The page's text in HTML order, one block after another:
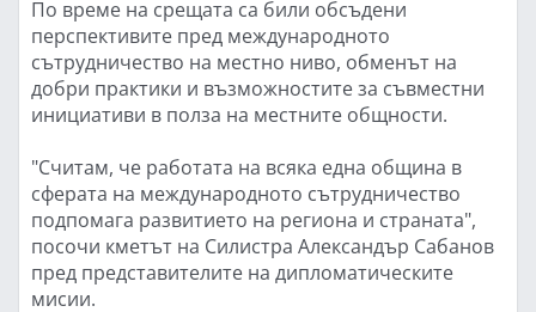
По време на срещата са били обсъдени
перспективите пред международното
сътрудничество на местно ниво, обменът на
добри практики и възможностите за съвместни
инициативи в полза на местните общности.
"Считам, че работата на всяка една община в
сферата на международното сътрудничество
подпомага развитието на региона и страната",
посочи кметът на Силистра Александър Сабанов
пред представителите на дипломатическите
мисии.